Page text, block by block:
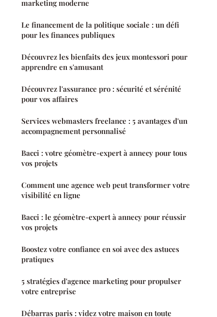
marketing moderne
Le financement de la politique sociale : un défi
pour les finances publiques
Découvrez les bienfaits des jeux montessori pour
apprendre en s'amusant
Découvrez l'assurance pro : sécurité et sérénité
pour vos affaires
Services webmasters freelance : 5 avantages d'un
accompagnement personnalisé
Bacci : votre géomètre-expert à annecy pour tous
vos projets
Comment une agence web peut transformer votre
visibilité en ligne
Bacci : le géomètre-expert à annecy pour réussir
vos projets
Boostez votre confiance en soi avec des astuces
pratiques
5 stratégies d'agence marketing pour propulser
votre entreprise
Débarras paris : videz votre maison en toute